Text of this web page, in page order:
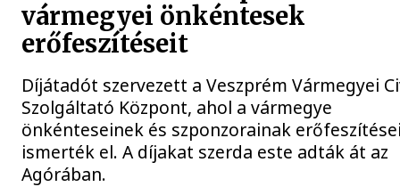
vármegyei önkéntesek
erőfeszítéseit
Díjátadót szervezett a Veszprém Vármegyei
Szolgáltató Központ, ahol a vármegye
önkénteseinek és szponzorainak
ismerték el. A díjakat szerda este adták át az
Agórában.